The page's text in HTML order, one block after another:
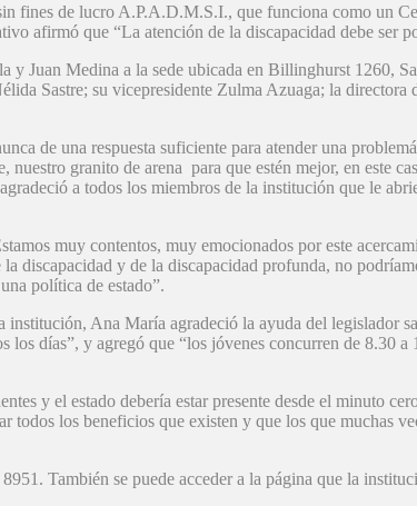
fines de lucro A.P.A.D.M.S.I., que funciona como un
afirmó que “La atención de la discapacidad debe ser
y Juan Medina a la sede ubicada en Billinghurst 1260,
Sastre; su vicepresidente Zulma Azuaga; la
de una respuesta suficiente para atender una
granito de arena para que estén mejor, en este
a todos los miembros de la institución que le
muy contentos, muy emocionados por este
discapacidad y de la discapacidad profunda, no
política de estado”.
Ana María agradeció la ayuda del legislador
días”, y agregó que “los jóvenes concurren de 8.30 a
y el estado debería estar presente desde el minuto
los beneficios que existen y que los que muchas
También se puede acceder a la página que la